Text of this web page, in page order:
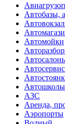
Автобазы,
Автомойки
Автошколы
АЗС
Аренда,
Аэропорты